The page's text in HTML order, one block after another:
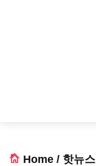
Home / 핫뉴스